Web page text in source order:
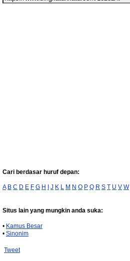
Cari berdasar huruf depan:
A B C D E F G H J K L M N O P Q R S T U V W
Situs lain yang mungkin anda suka:
• Kamus Besar
• Sinonim
Tweet